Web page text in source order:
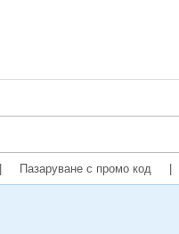
Пазаруване с промо код